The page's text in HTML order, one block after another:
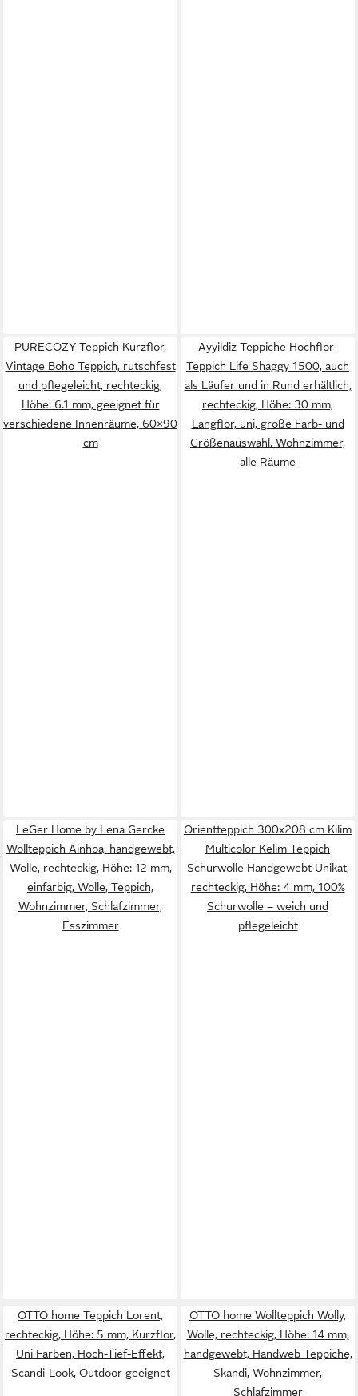
PURECOZY Teppich Kurzflor,
Vintage Boho Teppich, rutschfest
und pflegeleicht, rechteckig,
Höhe: 6.1 mm, geeignet für
verschiedene Innenräume, 60×90
cm
Ayyildiz Teppiche Hochflor-
Teppich Life Shaggy 1500, auch
als Läufer und in Rund erhältlich,
rechteckig, Höhe: 30 mm,
Langflor, uni, große Farb- und
Größenauswahl. Wohnzimmer,
alle Räume
LeGer Home by Lena Gercke
Wollteppich Ainhoa, handgewebt,
Wolle, rechteckig, Höhe: 12 mm,
einfarbig, Wolle, Teppich,
Wohnzimmer, Schlafzimmer,
Esszimmer
Orientteppich 300x208 cm Kilim
Multicolor Kelim Teppich
Schurwolle Handgewebt Unikat,
rechteckig, Höhe: 4 mm, 100%
Schurwolle – weich und
pflegeleicht
OTTO home Teppich Lorent,
rechteckig, Höhe: 5 mm, Kurzflor,
Uni Farben, Hoch-Tief-Effekt,
Scandi-Look, Outdoor geeignet
OTTO home Wollteppich Wolly,
Wolle, rechteckig, Höhe: 14 mm,
handgewebt, Handweb Teppiche,
Skandi, Wohnzimmer,
Schlafzimmer